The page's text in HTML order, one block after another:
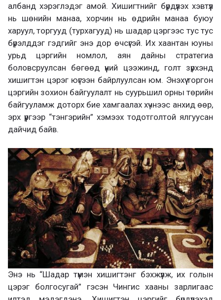
албанд хэрэглэдэг амой. Хишигтнийг бүрдүүлэх хэвтүүл
нь шөнийн манаа, хорчин нь өдрийн манаа буюу
харуул, торгууд (турхагууд) нь шадар цэргээс тус тус
бүрэлддэг гэдгийг энэ дор өчсүгэй. Их хаантан юуны
урьд цэргийн номлол, аян дайны стратегиа
боловсруулсан бөгөөд үүний цээжинд, голт зүрхэнд
хишигтэн цэрэг юүгээн байрлуулсан юм. Энэхүү торгон
цэргийн зохион байгуулалт нь суурьшил орны төрийн
байгууламж доторх бие хамгаалах хүчнээс анхид өөр,
эрх үүргээр “тэнгэрийн” хэмээх тодотголтой ялгуусан
дайчид байв.
Энэ нь “Шадар түмэн хишигтэнг бэхжүүлж, их голын
цэрэг болгосугай” гэсэн Чингис хааны зарлигаас